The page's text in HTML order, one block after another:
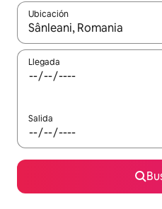
Ubicación
Cuando los resultados
Llegada
Salida